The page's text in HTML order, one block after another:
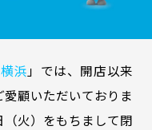
浜 」では、開店以来
顧いただいておりま
火）をもちまして閉